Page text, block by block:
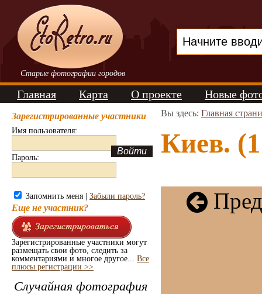
Старые фотографии городов
Главная Карта О проекте Новые
Зарегистрированные участники
Имя пользователя:
Пароль:
Запомнить меня | Забыли пароль?
Еще не участник?
Зарегистрированные участники могут
размещать свои фото, следить за
комментариями и многое другое... Все
плюсы регистрации >>
Случайная фотография
Вы здесь: Главная
Киев.